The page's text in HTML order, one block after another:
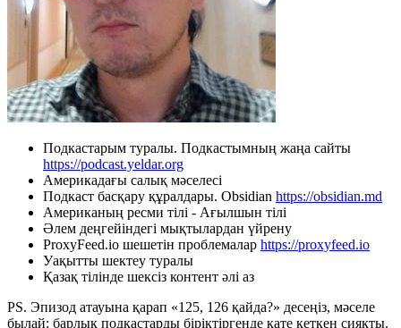
Подкастарым туралы. Подкастымның жаңа сайты
https://podcast.yeldar.org
Америкадағы салық мәселесі
Подкаст басқару құралдары. Obsidian https://obsidian.md
Американың ресми тілі - Ағылшын тілі
Әлем деңгейіндегі мықтылардан үйрену
ProxyFeed.io шешетін проблемалар https://proxyfeed.io
Уақытты шектеу туралы
Қазақ тілінде шексіз контент әлі аз
PS. Эпизод атауына қарап «125, 126 қайда?» десеңіз, мәселе
былай: барлық подкастарды біріктіргенде қате кеткен сияқты.